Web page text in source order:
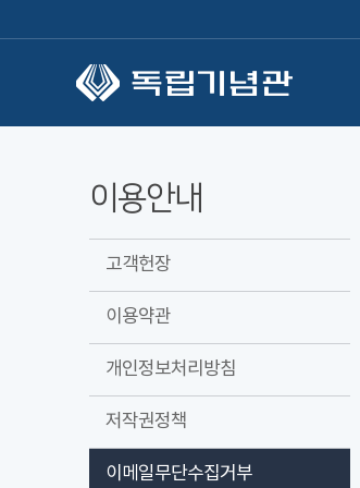
이용안내
고객헌장
이용약관
개인정보처리방침
저작권정책
이메일무단수집거부